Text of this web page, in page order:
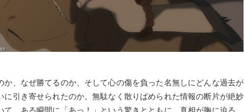
か、なぜ勝てるのか、そして心の傷を負った名無しにどんな過去が
に引き寄せられたのか。無駄なく散りばめられた情報の断片が絶妙
て、ある瞬間に「あっ！」という驚きとともに、真相が胸に迫る。